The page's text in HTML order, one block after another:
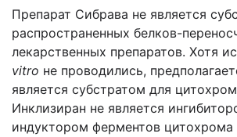
Препарат Сибрава не является
распространенных белков-
лекарственных препаратов. Хотя
vitro не проводились,
является субстратом для
Инклизиран не является
индуктором ферментов цитохрома